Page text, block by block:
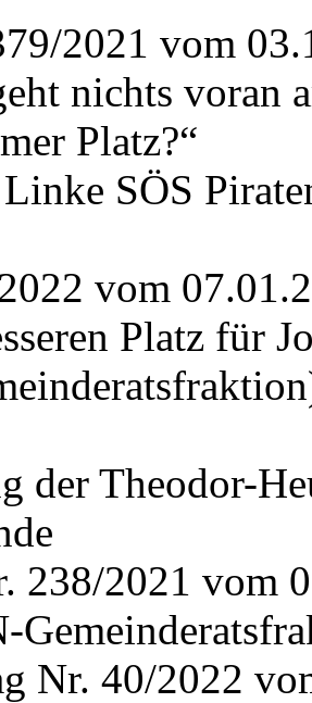
2021 vom
nichts voran
Platz?“
SÖS
vom
Platz für
der Theodor-
238/2021 vom
Nr. 40/2022